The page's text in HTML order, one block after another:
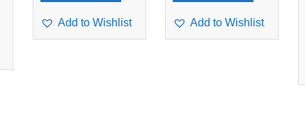
Add to Wishlist Add to Wishlist